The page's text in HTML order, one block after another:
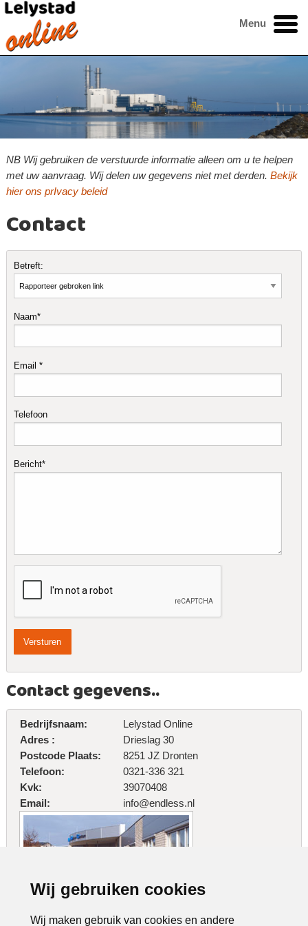
Wij gebruiken cookies
Wij maken gebruik van cookies en andere
Menu
NB Wij gebruiken de verstuurde informatie alleen om u te helpen
met uw aanvraag. Wij delen uw gegevens niet met derden.Bekijk
hier ons prIvacy beleid
Contact
Betreft:
Naam*
Email *
Telefoon
Bericht*
Contact gegevens..
Bedrijfsnaam:
Adres :
Postcode Plaats:
Telefoon:
Kvk:
Email:
Lelystad Online
Drieslag 30
8251 JZ Dronten
0321-336 321
39070408
info@endless.nl